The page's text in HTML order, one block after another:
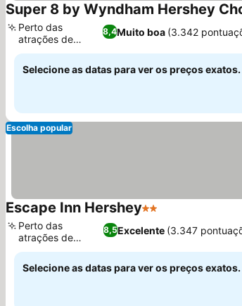
Super 8 by Wyndham Hershey
8,4Muito boa (3.342
Perto das
atrações de
Hershey
Selecione as datas para ver os preços exatos.
Escolha popular
Escape Inn Hershey2 Estrelas
8,5Excelente (3.347
Perto das
atrações de
Hershey
Selecione as datas para ver os preços exatos.